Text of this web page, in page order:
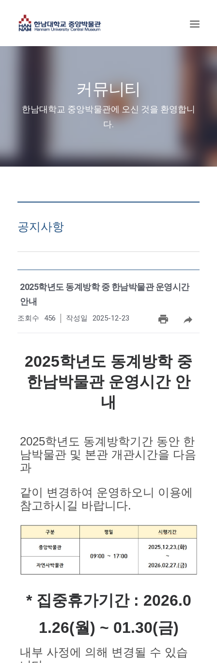
커뮤니티
한남대학교 중앙박물관에 오신 것을 환영합니
다.
공지사항
2025학년도 동계방학 중 한남박물관 운영시간
안내
조회수 456 작성일 2025-12-23
2025학년도 동계방학 중
한남박물관 운영시간 안
내
2025학년도 동계방학기간 동안 한
남박물관 및 본관 개관시간을 다음
과
같이 변경하여 운영하오니 이용에
참고하시길 바랍니다.
* 집중휴가기간 : 2026.0
1.26(월) ~ 01.30(금)
내부 사정에 의해 변경될 수 있습